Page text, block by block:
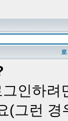
인하
(그런